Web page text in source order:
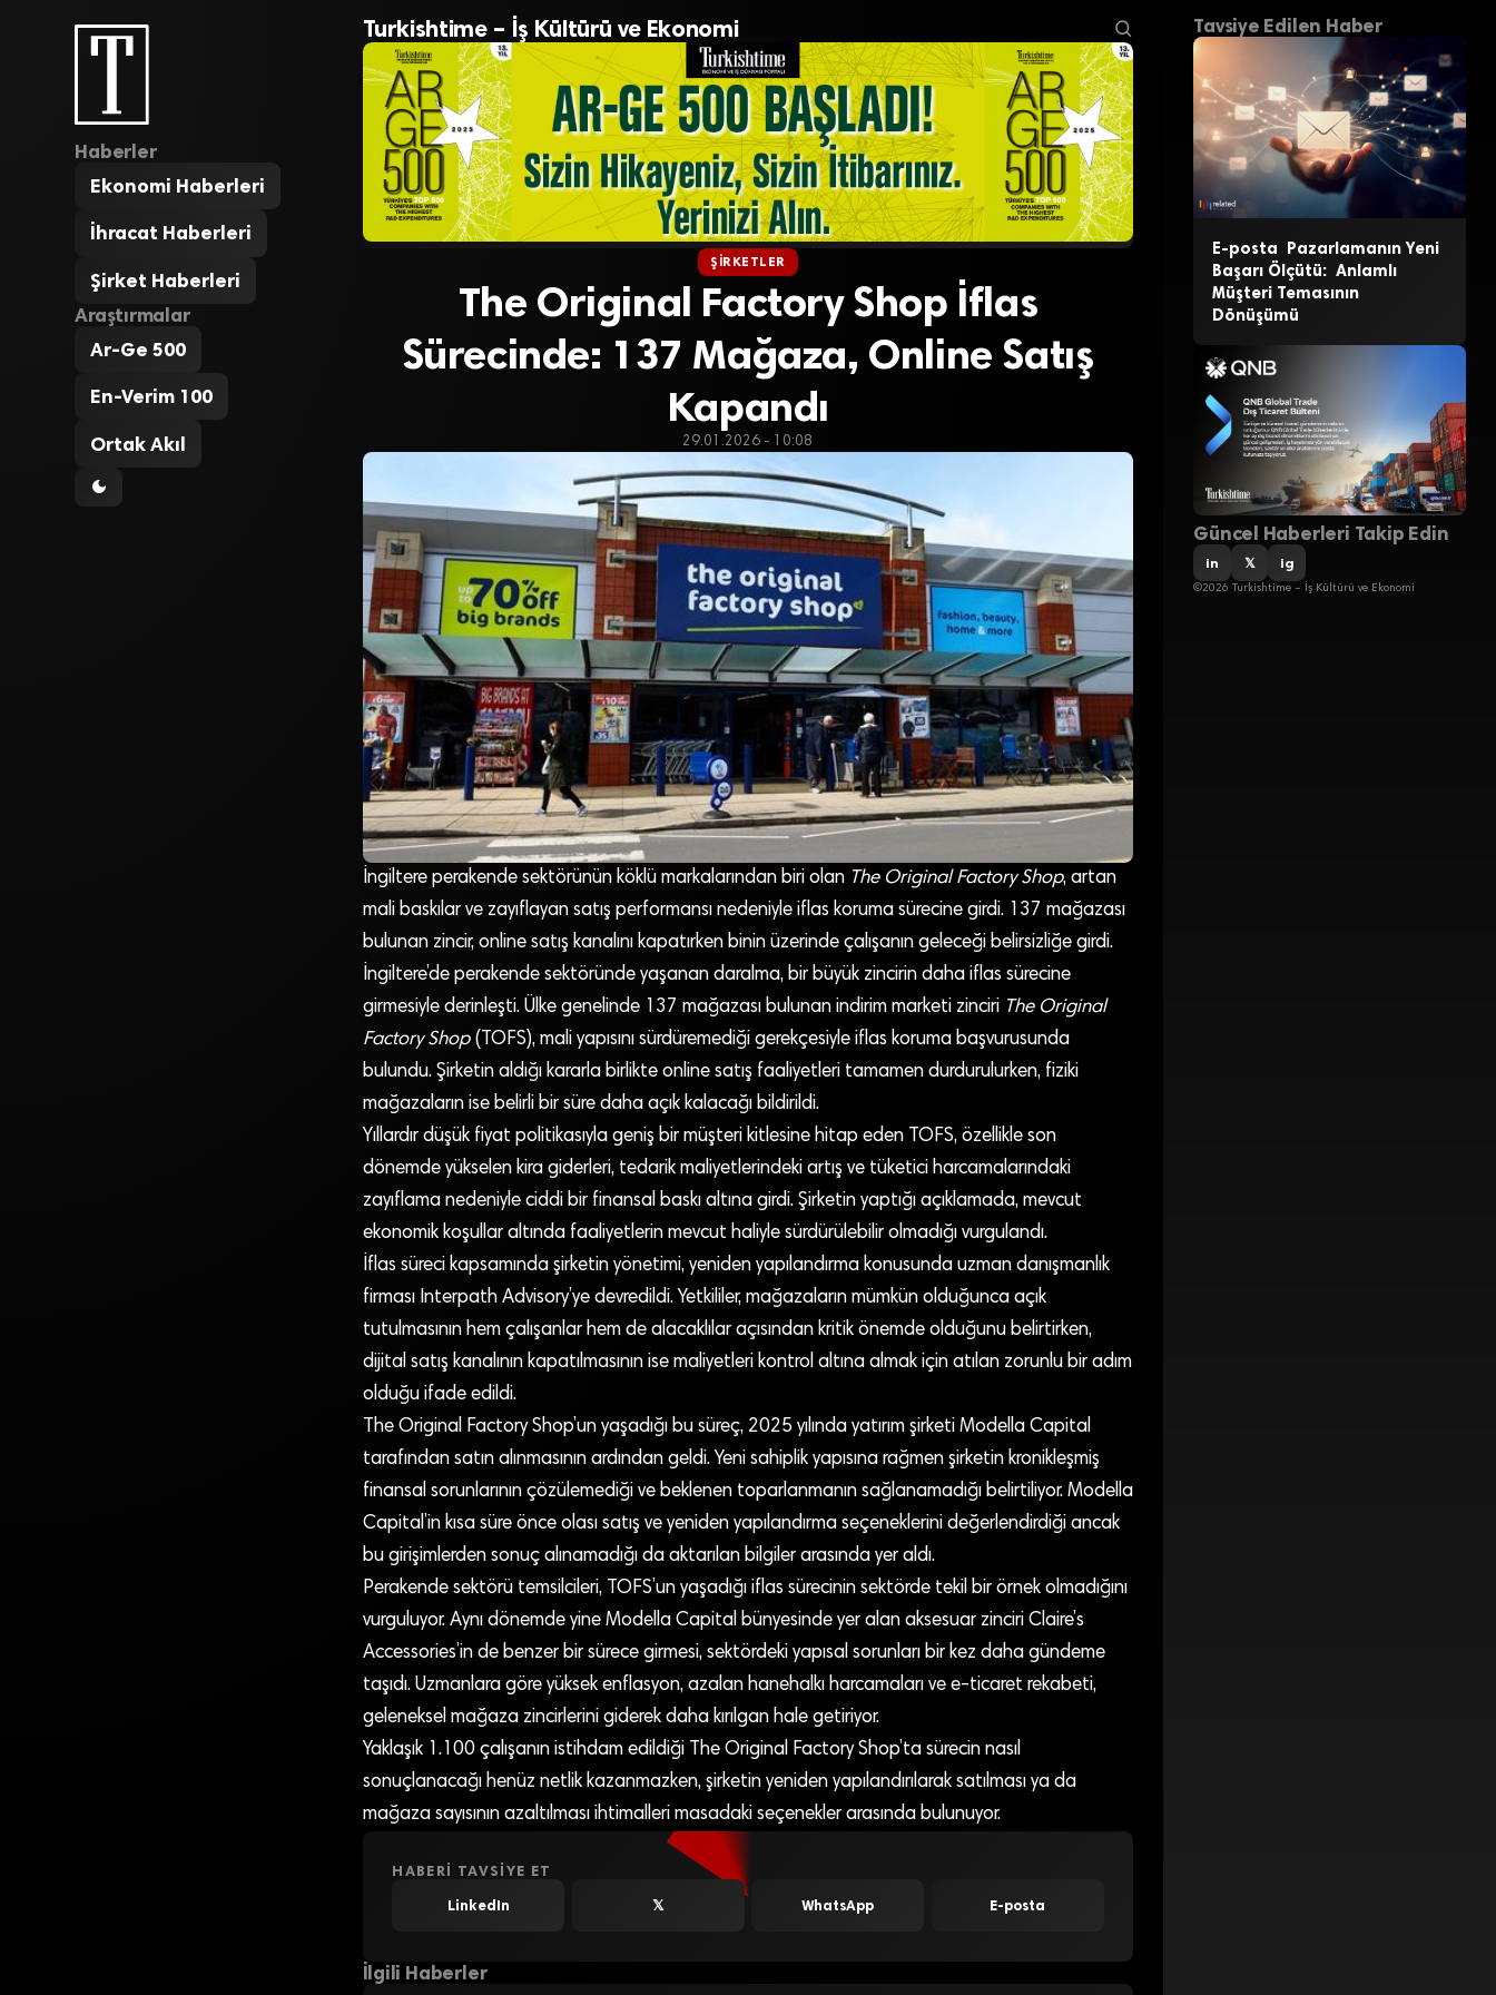
Haberler
Ekonomi Haberleri
İhracat Haberleri
Şirket Haberleri
Araştırmalar
Ar-Ge 500
En-Verim 100
Ortak Akıl
Turkishtime – İş Kültürü ve Ekonomi
ŞIRKETLER
The Original Factory Shop İflas
Sürecinde: 137 Mağaza, Online Satış
Kapandı
29.01.2026 - 10:08
İngiltere perakende sektörünün köklü markalarından biri olan The Original Factory Shop, artan
mali baskılar ve zayıflayan satış performansı nedeniyle iflas koruma sürecine girdi. 137 mağazası
bulunan zincir, online satış kanalını kapatırken binin üzerinde çalışanın geleceği belirsizliğe girdi.
İngiltere’de perakende sektöründe yaşanan daralma, bir büyük zincirin daha iflas sürecine
girmesiyle derinleşti. Ülke genelinde 137 mağazası bulunan indirim marketi zinciri The Original
Factory Shop(TOFS), mali yapısını sürdüremediği gerekçesiyle iflas koruma başvurusunda
bulundu. Şirketin aldığı kararla birlikte online satış faaliyetleri tamamen durdurulurken, fiziki
mağazaların ise belirli bir süre daha açık kalacağı bildirildi.
Yıllardır düşük fiyat politikasıyla geniş bir müşteri kitlesine hitap eden TOFS, özellikle son
dönemde yükselen kira giderleri, tedarik maliyetlerindeki artış ve tüketici harcamalarındaki
zayıflama nedeniyle ciddi bir finansal baskı altına girdi. Şirketin yaptığı açıklamada, mevcut
ekonomik koşullar altında faaliyetlerin mevcut haliyle sürdürülebilir olmadığı vurgulandı.
İflas süreci kapsamında şirketin yönetimi, yeniden yapılandırma konusunda uzman danışmanlık
firması Interpath Advisory’ye devredildi. Yetkililer, mağazaların mümkün olduğunca açık
tutulmasının hem çalışanlar hem de alacaklılar açısından kritik önemde olduğunu belirtirken,
dijital satış kanalının kapatılmasının ise maliyetleri kontrol altına almak için atılan zorunlu bir adım
olduğu ifade edildi.
The Original Factory Shop’un yaşadığı bu süreç, 2025 yılında yatırım şirketi Modella Capital
tarafından satın alınmasının ardından geldi. Yeni sahiplik yapısına rağmen şirketin kronikleşmiş
finansal sorunlarının çözülemediği ve beklenen toparlanmanın sağlanamadığı belirtiliyor. Modella
Capital’in kısa süre önce olası satış ve yeniden yapılandırma seçeneklerini değerlendirdiği ancak
bu girişimlerden sonuç alınamadığı da aktarılan bilgiler arasında yer aldı.
Perakende sektörü temsilcileri, TOFS’un yaşadığı iflas sürecinin sektörde tekil bir örnek olmadığını
vurguluyor. Aynı dönemde yine Modella Capital bünyesinde yer alan aksesuar zinciri Claire’s
Accessories’in de benzer bir sürece girmesi, sektördeki yapısal sorunları bir kez daha gündeme
taşıdı. Uzmanlara göre yüksek enflasyon, azalan hanehalkı harcamaları ve e-ticaret rekabeti,
geleneksel mağaza zincirlerini giderek daha kırılgan hale getiriyor.
Yaklaşık 1.100 çalışanın istihdam edildiği The Original Factory Shop’ta sürecin nasıl
sonuçlanacağı henüz netlik kazanmazken, şirketin yeniden yapılandırılarak satılması ya da
mağaza sayısının azaltılması ihtimalleri masadaki seçenekler arasında bulunuyor.
HABERI TAVSIYE ET
LinkedIn 𝕏 WhatsApp E-posta
İlgili Haberler
Tavsiye Edilen Haber
E-posta Pazarlamanın Yeni
Başarı Ölçütü: Anlamlı
Müşteri Temasının
Dönüşümü
Güncel Haberleri Takip Edin
in 𝕏 ig
©2026 Turkishtime – İş Kültürü ve Ekonomi